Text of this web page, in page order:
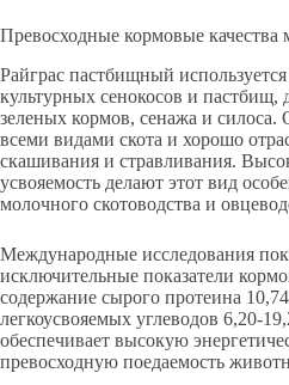
Превосходные кормовые качества
Райграс пастбищный используется
культурных сенокосов и пастбищ,
зеленых кормов, сенажа и силоса.
всеми видами скота и хорошо
скашивания и стравливания.
усвояемость делают этот вид
молочного скотоводства и
Международные исследования
исключительные показатели
содержание сырого протеина
легкоусвояемых углеводов 6,20-
обеспечивает высокую
превосходную поедаемость